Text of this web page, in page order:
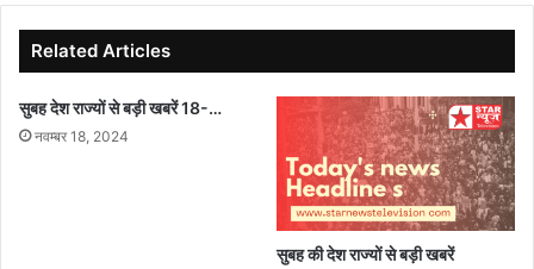
Related Articles
सुबह देश राज्यों से बड़ी खबरें 18-…
नवम्बर 18, 2024
सुबह की देश राज्यों से बड़ी खबरें